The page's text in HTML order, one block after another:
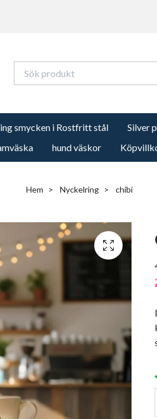
smycken i Rostfritt stål Silver
hund väskor
Hem Nyckelring chibi